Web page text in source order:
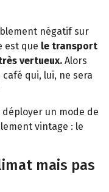
négatif sur
est que le transport
vertueux. Alors
qui, lui, ne sera
un mode de
vintage : le
mais pas